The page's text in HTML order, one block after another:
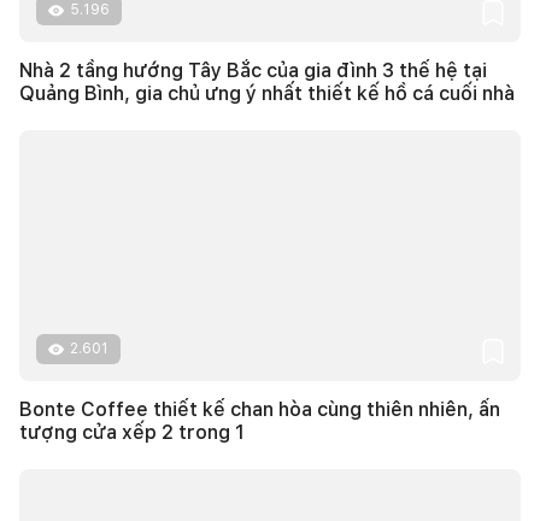
5.196
Nhà 2 tầng hướng Tây Bắc của gia đình 3 thế hệ tại
Quảng Bình, gia chủ ưng ý nhất thiết kế hồ cá cuối nhà
2.601
Bonte Coffee thiết kế chan hòa cùng thiên nhiên, ấn
tượng cửa xếp 2 trong 1